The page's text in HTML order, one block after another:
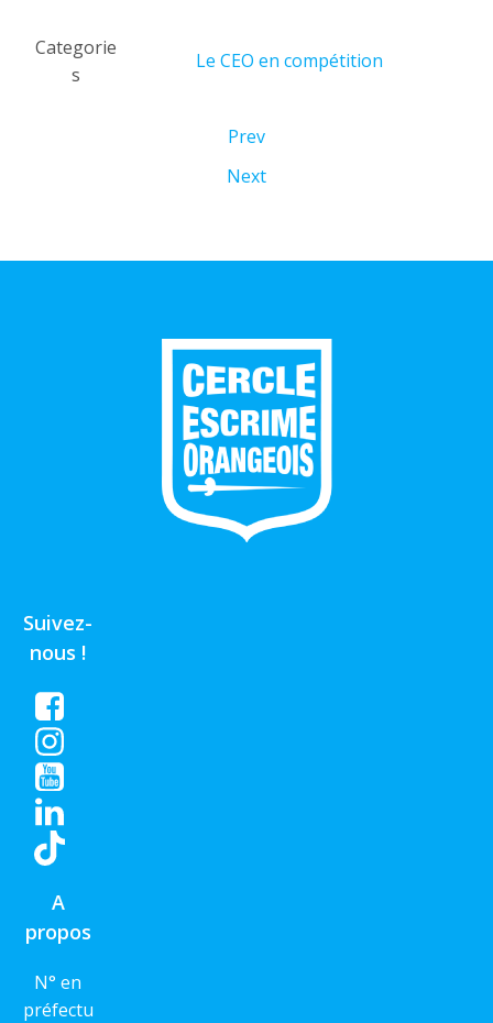
Categorie
s
Le CEO en compétition
Prev
Next
Suivez-
nous !
A
propos
N° en
préfectu